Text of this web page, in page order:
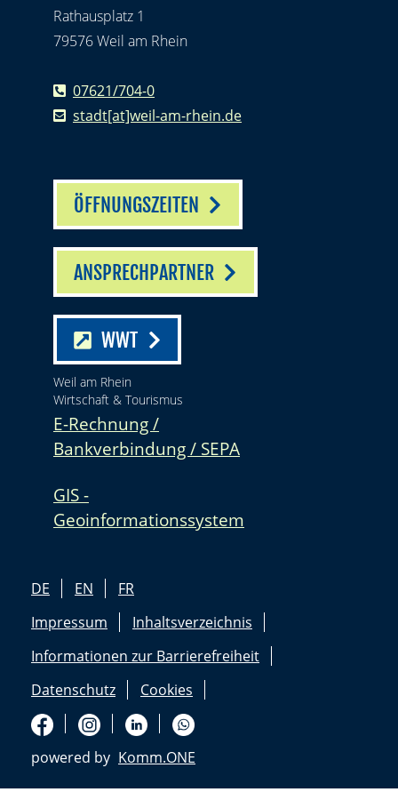
Rathausplatz 1
79576 Weil am Rhein
07621/704-0
stadt[at]weil-am-rhein.de
ÖFFNUNGSZEITEN
ANSPRECHPARTNER
WWT
Weil am Rhein
Wirtschaft & Tourismus
E-Rechnung /
Bankverbindung / SEPA
GIS -
Geoinformationssystem
DE EN
FR
Impressum
Inhaltsverzeichnis
Informationen zur Barrierefreiheit
Datenschutz
Cookies
powered by Komm.ONE